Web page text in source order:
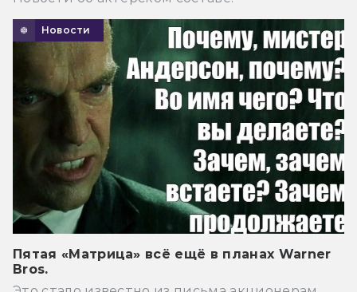
Новости
Пятая «Матрица» всё ещё в планах Warner
Bros.